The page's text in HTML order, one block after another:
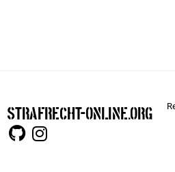
STRAFRECHT-ONLINE.ORG